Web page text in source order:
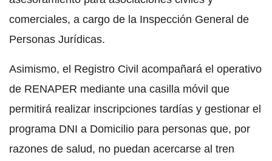
comerciales, a cargo de la Inspección General de
Personas Jurídicas.
Asimismo, el Registro Civil acompañará el operativo
de RENAPER mediante una casilla móvil que
permitirá realizar inscripciones tardías y gestionar el
programa DNI a Domicilio para personas que, por
razones de salud, no puedan acercarse al tren